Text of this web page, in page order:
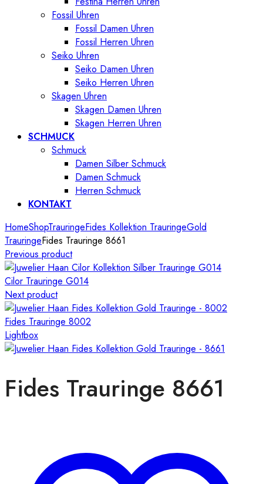
Fossil Uhren
Fossil Damen Uhren
Fossil Herren Uhren
Seiko Uhren
Seiko Damen Uhren
Seiko Herren Uhren
Skagen Uhren
Skagen Damen Uhren
Skagen Herren Uhren
SCHMUCK
Schmuck
Damen Silber Schmuck
Damen Schmuck
Herren Schmuck
KONTAKT
HomeShopTrauringeFides Kollektion TrauringeGold
TrauringeFides Trauringe 8661
Previous product
Cilor Trauringe G014
Next product
Fides Trauringe 8002
Lightbox
Fides Trauringe 8661